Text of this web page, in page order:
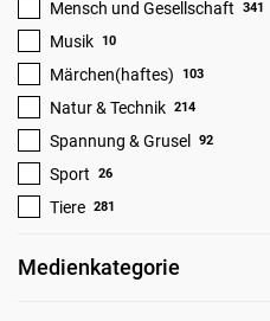
Mensch und Gesellschaft 341
Musik 10
Märchen(haftes) 103
Natur & Technik 214
Spannung & Grusel 92
Sport 26
Tiere 281
Medienkategorie